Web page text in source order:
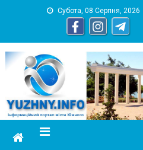
Субота, 08 Серпня, 2026
информационный портал